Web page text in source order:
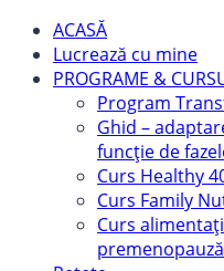
ACASĂ
Lucrează cu mine
PROGRAME &
Program
Ghid –
funcție de
Curs Healthy
Curs Family
Curs
premenopauză